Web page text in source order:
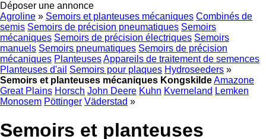
Déposer une annonce
Agroline » Semoirs et planteuses mécaniques Combinés de
semis Semoirs de précision pneumatiques Semoirs
mécaniques Semoirs de précision électriques Semoirs
manuels Semoirs pneumatiques Semoirs de précision
mécaniques PlanteusesAppareils de traitement de semences
Planteuses d'ail Semoirs pour plaques Hydroseeders »
Semoirs et planteuses mécaniques KongskildeAmazone
Great Plains Horsch John Deere Kuhn Kverneland Lemken
Monosem Pöttinger Väderstad »
Semoirs et planteuses